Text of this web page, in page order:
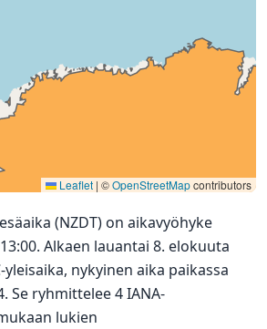
Leaflet | ©OpenStreetMapcontributors
(NZDT) on aikavyöhyke
Alkaen lauantai 8. elokuuta
yleisaika, nykyinen aika paikassa
Se ryhmittelee 4 IANA-
lukien